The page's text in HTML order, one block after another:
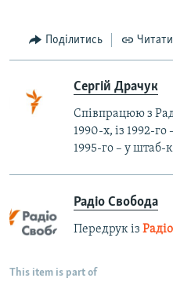
Поділитись
Сергій Драчук
Співпрацюю з
1990-х, із 1992-
1995-го – у штаб-
Радіо Свобода
Передрук із
This item is part of